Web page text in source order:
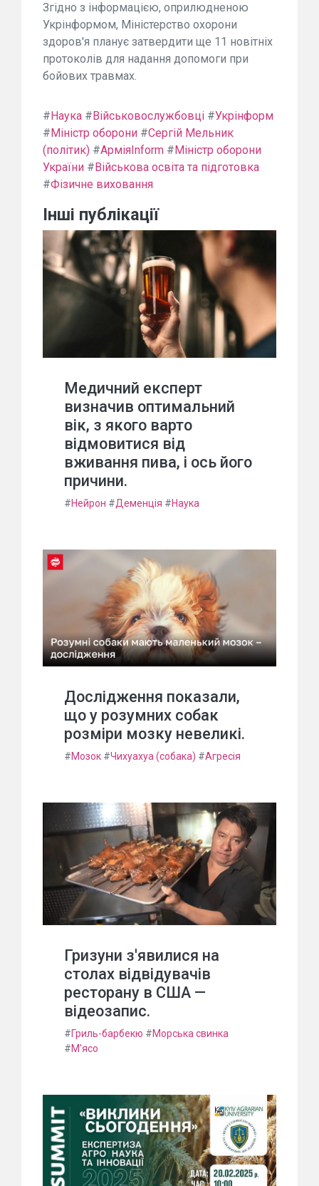
Згідно з інформацією, оприлюдненою
Укрінформом, Міністерство охорони
здоров'я планує затвердити ще 11 новітніх
протоколів для надання допомоги при
бойових травмах.
# Наука # Військовослужбовці #Укрінформ
# Міністр оборони #Сергій Мельник
(політик) #АрміяInform # Міністр оборони
України # Військова освіта та підготовка
#Фізичне виховання
Інші публікації
Медичний експерт
визначив оптимальний
вік, з якого варто
відмовитися від
вживання пива, і ось його
причини.
#Нейрон #Деменція #Наука
Дослідження показали,
що у розумних собак
розміри мозку невеликі.
#Мозок #Чихуахуа (собака) #Агресія
Гризуни з'явилися на
столах відвідувачів
ресторану в США —
відеозапис.
#Гриль-барбекю #Морська свинка
#М'ясо